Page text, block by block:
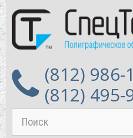
(812) 986-
(812) 495-